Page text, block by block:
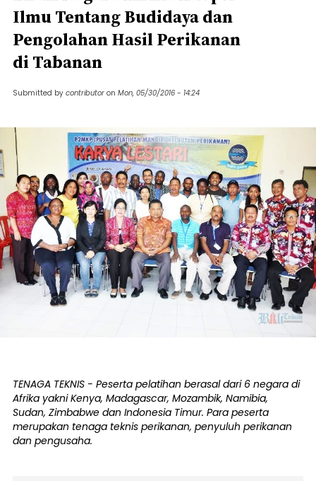
Ilmu Tentang Budidaya dan
Pengolahan Hasil Perikanan
di Tabanan
Submitted by contributor on Mon, 05/30/2016 - 14:24
TENAGA TEKNIS - Peserta pelatihan berasal dari 6 negara di
Afrika yakni Kenya, Madagascar, Mozambik, Namibia,
Sudan, Zimbabwe dan Indonesia Timur. Para peserta
merupakan tenaga teknis perikanan, penyuluh perikanan
dan pengusaha.